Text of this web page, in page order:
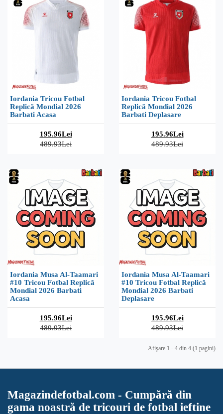
Iordania Tricou Fotbal
Replică Mondial 2026
Barbati Acasa
195.96Lei
489.93Lei
Iordania Tricou Fotbal
Replică Mondial 2026
Barbati Deplasare
195.96Lei
489.93Lei
Iordania Musa Al-Taamari
#10 Tricou Fotbal Replică
Mondial 2026 Barbati
Acasa
195.96Lei
489.93Lei
Iordania Musa Al-Taamari
#10 Tricou Fotbal Replică
Mondial 2026 Barbati
Deplasare
195.96Lei
489.93Lei
Afişare 1 - 4 din 4 (1 pagini)
Magazindefotbal.com - Cumpără din
gama noastră de tricouri de fotbal ieftine